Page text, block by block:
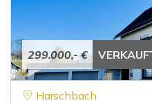
299.000,- €
Harschbach